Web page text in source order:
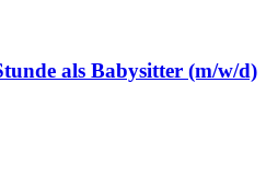
als Babysitter (m/w/d)